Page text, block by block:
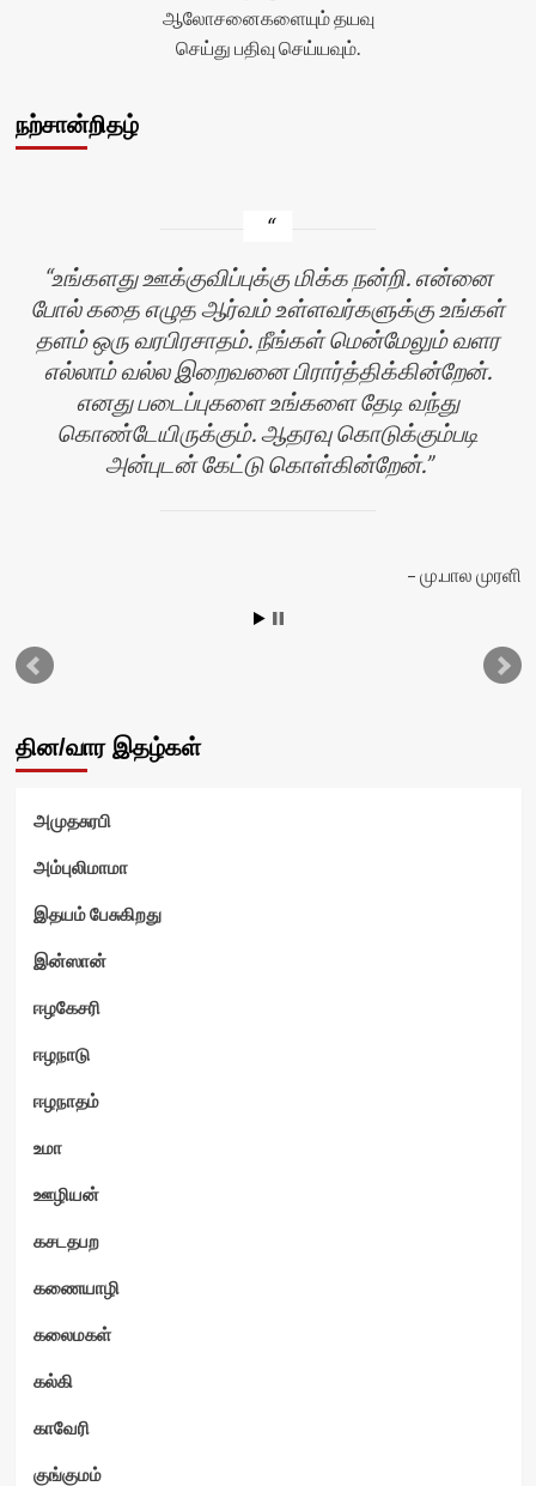
ஆலோசனைகளையும் தயவு
செய்து பதிவு செய்யவும்.
நற்சான்றிதழ்
உங்களது ஊக்குவிப்புக்கு மிக்க நன்றி. என்னை
போல் கதை எழுத ஆர்வம் உள்ளவர்களுக்கு உங்கள்
தளம் ஒரு வரபிரசாதம். நீங்கள் மென்மேலும் வளர
எல்லாம் வல்ல இறைவனை பிரார்த்திக்கின்றேன்.
எனது படைப்புகளை உங்களை தேடி வந்து
கொண்டேயிருக்கும். ஆதரவு கொடுக்கும்படி
அன்புடன் கேட்டு கொள்கின்றேன்.
மு.பால முரளி
தின/வார இதழ்கள்
அமுதசுரபி
அம்புலிமாமா
இதயம் பேசுகிறது
இன்ஸான்
ஈழகேசரி
ஈழநாடு
ஈழநாதம்
உமா
ஊழியன்
கசடதபற
கணையாழி
கலைமகள்
கல்கி
காவேரி
குங்குமம்